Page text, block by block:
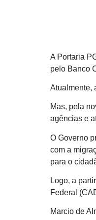
A Portaria
pelo Banco
Atualmente,
Mas, pela
agências e
O Governo
com a
para o
Logo, a
Federal
Marcio de